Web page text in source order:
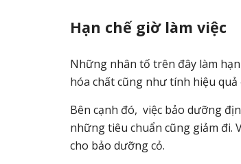
Hạn chế giờ làm việc
Những nhân tố trên đây làm
hóa chất cũng như tính hiệu
Bên cạnh đó, việc bảo dưỡng
những tiêu chuẩn cũng giảm đi.
cho bảo dưỡng cỏ.